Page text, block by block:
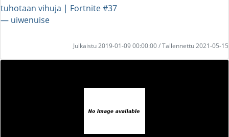
tuhotaan vihuja | Fortnite #37
― uiwenuise
Julkaistu 2019-01-09 00:00:00 / Tallennettu 2021-05-15